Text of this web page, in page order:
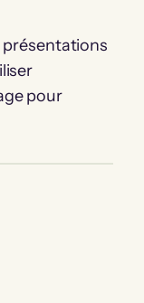
pour